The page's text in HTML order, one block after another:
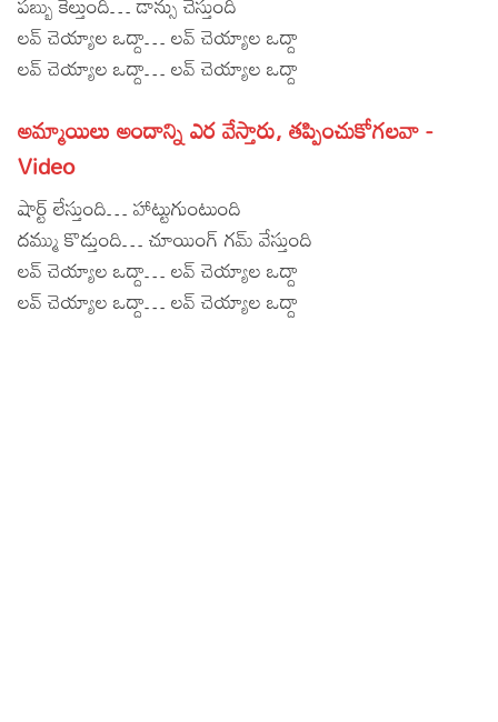
Christianity
Hinduism
Hindi
Lyrics in Hindi – Devotional Songs
Lyrics in Hindi – Movie Songs
Tamil
Lyrics in Tamil – Devotional Songs
Lyrics in Tamil – Movie Songs
Kannada
Lyrics in Kannada – Movie Songs
లవ్ చెయ్యాల ఒద్దా… లవ్ చెయ్యాల ఒద్దా
లవ్ చెయ్యాల ఒద్దా… లవ్ చెయ్యాల ఒద్దా
అమ్మాయిలు అందాన్ని ఎర వేస్తారు, తప్పించుకోగలవా -
Video
షార్ట్ లేస్తుంది… హాట్టుగుంటుంది
దమ్ము కొడ్తుంది… చూయింగ్ గమ్ వేస్తుంది
లవ్ చెయ్యాల ఒద్దా… లవ్ చెయ్యాల ఒద్దా
లవ్ చెయ్యాల ఒద్దా… లవ్ చెయ్యాల ఒద్దా